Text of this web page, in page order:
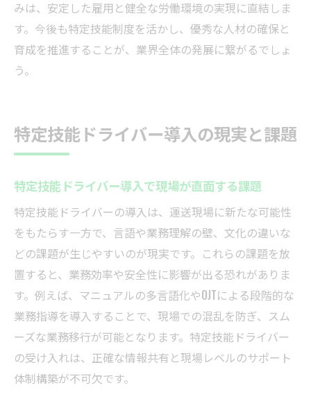
外国人ドライバー採用の手順と現場対応法
実践的なドライバー採用プロセスのコツ
る
ドライバー制度を活用した現場の成功事例
集
特定技能ドライバー現場導入のリアルな課
題
改善された労働環境がドライバーにもたら
す効果
現場の声を活かしたドライバー制度の運用
方法
外国人ドライバー定着支援の取り組み事例
今後のドライバー制度活用に必要な視点
みは、安定した雇用と健全な労働環境の実現に直結しま
す。今後も特定技能制度を活かし、優秀な人材の確保と
育成を推進することが、業界全体の発展に繋がるでしょ
う。
特定技能ドライバー導入の現実と課題
特定技能ドライバー導入で現場が直面する課題
特定技能ドライバーの導入は、運送現場に新たな可能性
をもたらす一方で、言語や業務理解の壁、文化の違いな
どの課題が生じやすいのが現実です。これらの課題を放
置すると、業務効率や安全性に影響が出る恐れがありま
す。例えば、マニュアルの多言語化やOJTによる段階的な
業務指導を導入することで、現場での混乱を防ぎ、スム
ーズな業務移行が可能となります。特定技能ドライバー
の受け入れは、正確な情報共有と現場レベルのサポート
体制構築が不可欠です。